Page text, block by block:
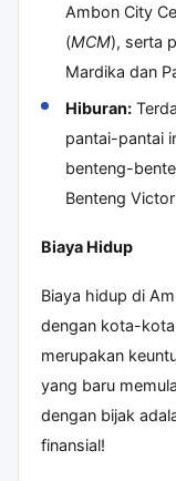
Ambon City
(MCM), serta
Mardika dan
Hiburan:
pantai-pantai
benteng-
Benteng
Biaya Hidup
Biaya hidup di
dengan kota-
merupakan
yang baru
dengan bijak
finansial!